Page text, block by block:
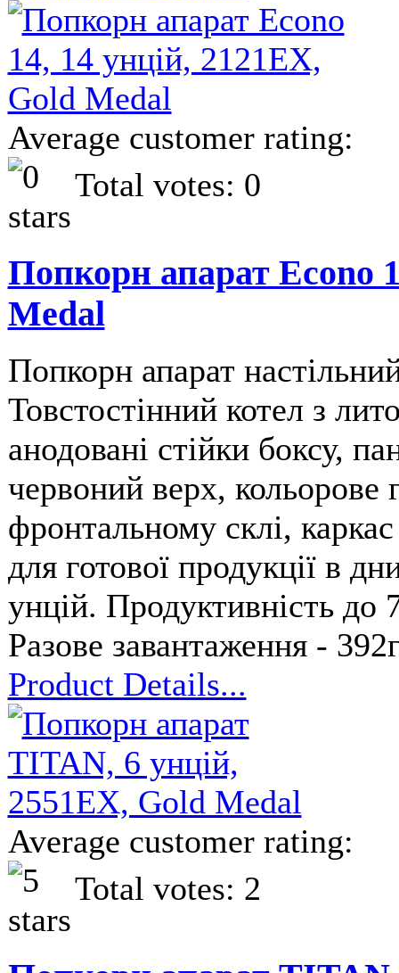
Average customer rating:
Total votes: 0
Попкорн апарат Econo
Medal
Попкорн апарат
Товстостінний котел з
анодовані стійки боксу,
червоний верх, кольорове
фронтальному склі, каркас
для готової продукції в
унцій. Продуктивність до
Разове завантаження -
Product Details...
Average customer rating:
Total votes: 2